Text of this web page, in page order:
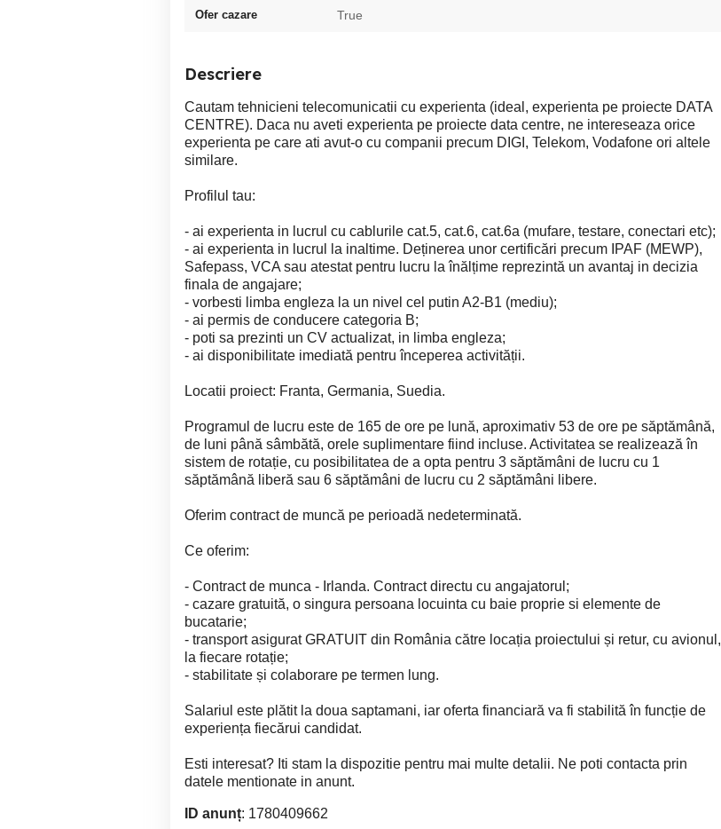
Ofer cazare True
Descriere
Cautam tehnicieni telecomunicatii cu experienta (ideal, experienta pe proiecte DATA
CENTRE). Daca nu aveti experienta pe proiecte data centre, ne intereseaza orice
experienta pe care ati avut-o cu companii precum DIGI, Telekom, Vodafone ori altele
similare.
Profilul tau:
- ai experienta in lucrul cu cablurile cat.5, cat.6, cat.6a (mufare, testare, conectari etc);
- ai experienta in lucrul la inaltime. Deținerea unor certificări precum IPAF (MEWP),
Safepass, VCA sau atestat pentru lucru la înălțime reprezintă un avantaj in decizia
finala de angajare;
- vorbesti limba engleza la un nivel cel putin A2-B1 (mediu);
- ai permis de conducere categoria B;
- poti sa prezinti un CV actualizat, in limba engleza;
- ai disponibilitate imediată pentru începerea activității.
Locatii proiect: Franta, Germania, Suedia.
Programul de lucru este de 165 de ore pe lună, aproximativ 53 de ore pe săptămână,
de luni până sâmbătă, orele suplimentare fiind incluse. Activitatea se realizează în
sistem de rotație, cu posibilitatea de a opta pentru 3 săptămâni de lucru cu 1
săptămână liberă sau 6 săptămâni de lucru cu 2 săptămâni libere.
Oferim contract de muncă pe perioadă nedeterminată.
Ce oferim:
- Contract de munca - Irlanda. Contract directu cu angajatorul;
- cazare gratuită, o singura persoana locuinta cu baie proprie si elemente de
bucatarie;
- transport asigurat GRATUIT din România către locația proiectului și retur, cu avionul,
la fiecare rotație;
- stabilitate și colaborare pe termen lung.
Salariul este plătit la doua saptamani, iar oferta financiară va fi stabilită în funcție de
experiența fiecărui candidat.
Esti interesat? Iti stam la dispozitie pentru mai multe detalii. Ne poti contacta prin
datele mentionate in anunt.
ID anunț: 1780409662